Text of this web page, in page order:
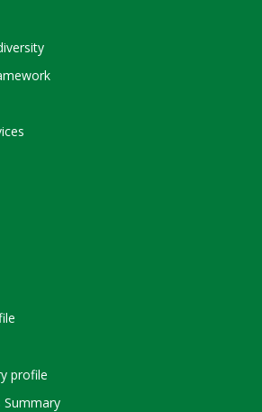
profile
Summary